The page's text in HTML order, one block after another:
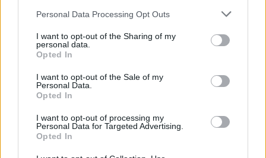
Please note that this website/app uses one or more Google
not limited to your visit or usage behaviour. You may click to
grant or deny consent to Google and its third-party tags to
use your data for below specified purposes in below Google
consent section.
Personal Data Processing Opt Outs
I want to opt-out of the Sharing of my
personal data.
Opted In
I want to opt-out of the Sale of my
Personal Data.
Opted In
I want to opt-out of processing my
Personal Data for Targeted Advertising.
Opted In